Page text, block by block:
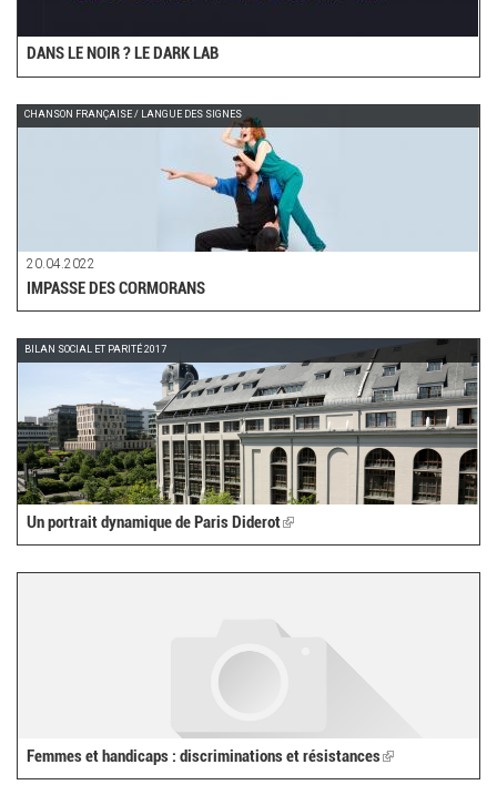
DANS LE NOIR ? LE DARK LAB
CHANSON FRANÇAISE / LANGUE DES SIGNES
20.04.2022
IMPASSE DES CORMORANS
BILAN SOCIAL ET PARITÉ 2017
Un portrait dynamique de Paris Diderot(link
is
Femmes et handicaps : discriminations et résistances(link
is